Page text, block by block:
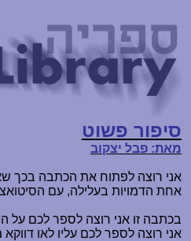
סיפור פשוט
מאת: פבל יצקוב
אני רוצה לפתוח את הכתבה בכך
אחת הדמויות בעלילה, עם
בכתבה זו אני רוצה לספר לכם
אני רוצה לספר לכם עליו לאו